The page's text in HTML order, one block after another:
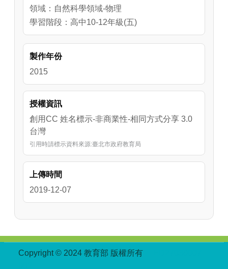
領域：自然科學領域-物理
學習階段：高中10-12年級(五)
製作年份
2015
授權資訊
創用CC 姓名標示-非商業性-相同方式分享 3.0
台灣
引用時請標示資料來源:臺北市政府教育局
上傳時間
2019-12-07
Copyright © 2024 教育部 版權所有